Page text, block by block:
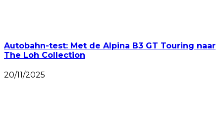
Autobahn-test: Met de Alpina B3 GT Touring naar
The Loh Collection
20/11/2025